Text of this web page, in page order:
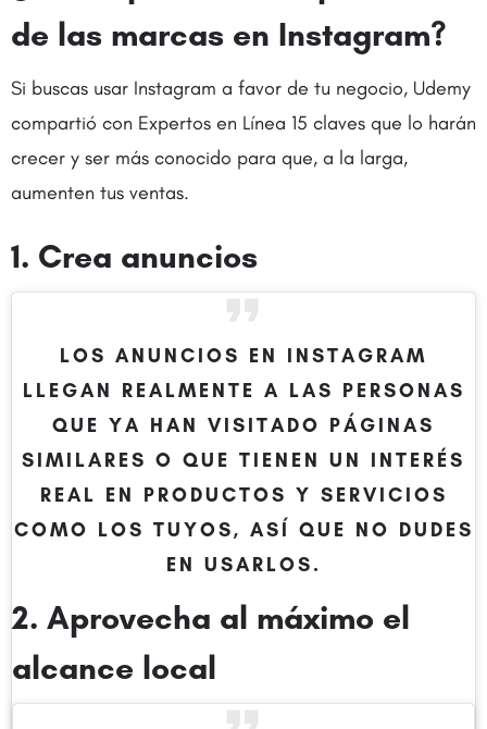
de las marcas en Instagram?
Si buscas usar Instagram a favor de tu negocio, Udemy
compartió con Expertos en Línea 15 claves que lo harán
crecer y ser más conocido para que, a la larga,
aumenten tus ventas.
1. Crea anuncios
LOS ANUNCIOS EN INSTAGRAM
LLEGAN REALMENTE A LAS PERSONAS
QUE YA HAN VISITADO PÁGINAS
SIMILARES O QUE TIENEN UN INTERÉS
REAL EN PRODUCTOS Y SERVICIOS
COMO LOS TUYOS, ASÍ QUE NO DUDES
EN USARLOS.
2. Aprovecha al máximo el
alcance local